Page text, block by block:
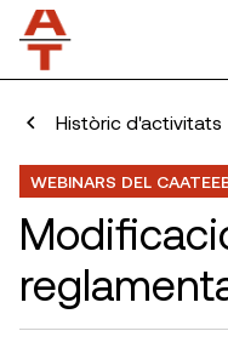
Històric d'activitats
WEBINARS DEL